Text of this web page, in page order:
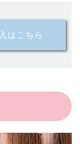
はこちら